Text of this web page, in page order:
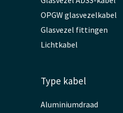
OPGW glasvezelkabel
Glasvezel fittingen
Lichtkabel
Type kabel
Aluminiumdraad